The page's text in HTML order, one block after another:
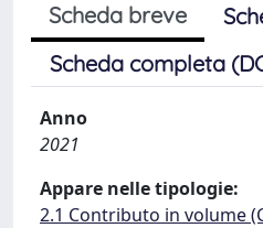
Scheda breve
Scheda completa
Anno
2021
Appare nelle tipologie:
2.1 Contributo in volume